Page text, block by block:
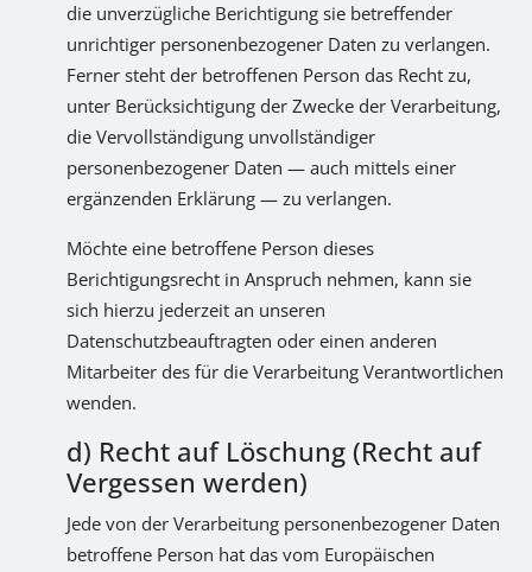
die unverzügliche Berichtigung sie betreffender
unrichtiger personenbezogener Daten zu verlangen.
Ferner steht der betroffenen Person das Recht zu,
unter Berücksichtigung der Zwecke der Verarbeitung,
die Vervollständigung unvollständiger
personenbezogener Daten — auch mittels einer
ergänzenden Erklärung — zu verlangen.
Möchte eine betroffene Person dieses
Berichtigungsrecht in Anspruch nehmen, kann sie
sich hierzu jederzeit an unseren
Datenschutzbeauftragten oder einen anderen
Mitarbeiter des für die Verarbeitung Verantwortlichen
wenden.
d) Recht auf Löschung (Recht auf
Vergessen werden)
Jede von der Verarbeitung personenbezogener Daten
betroffene Person hat das vom Europäischen